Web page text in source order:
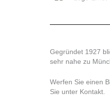
Gegründet 1927
sehr nahe zu
Werfen Sie einen
Sie unter Kontakt.